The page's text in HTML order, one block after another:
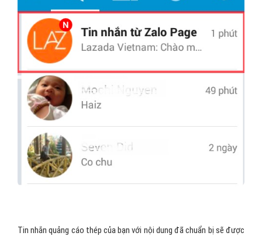
Tin nhắn quảng cáo thép của bạn với nội dung đã chuẩn bị sẽ được